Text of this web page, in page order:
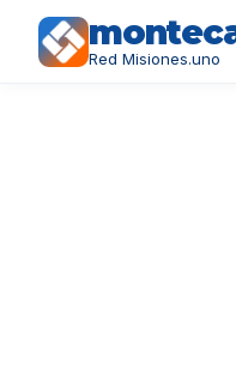
Red Misiones.uno